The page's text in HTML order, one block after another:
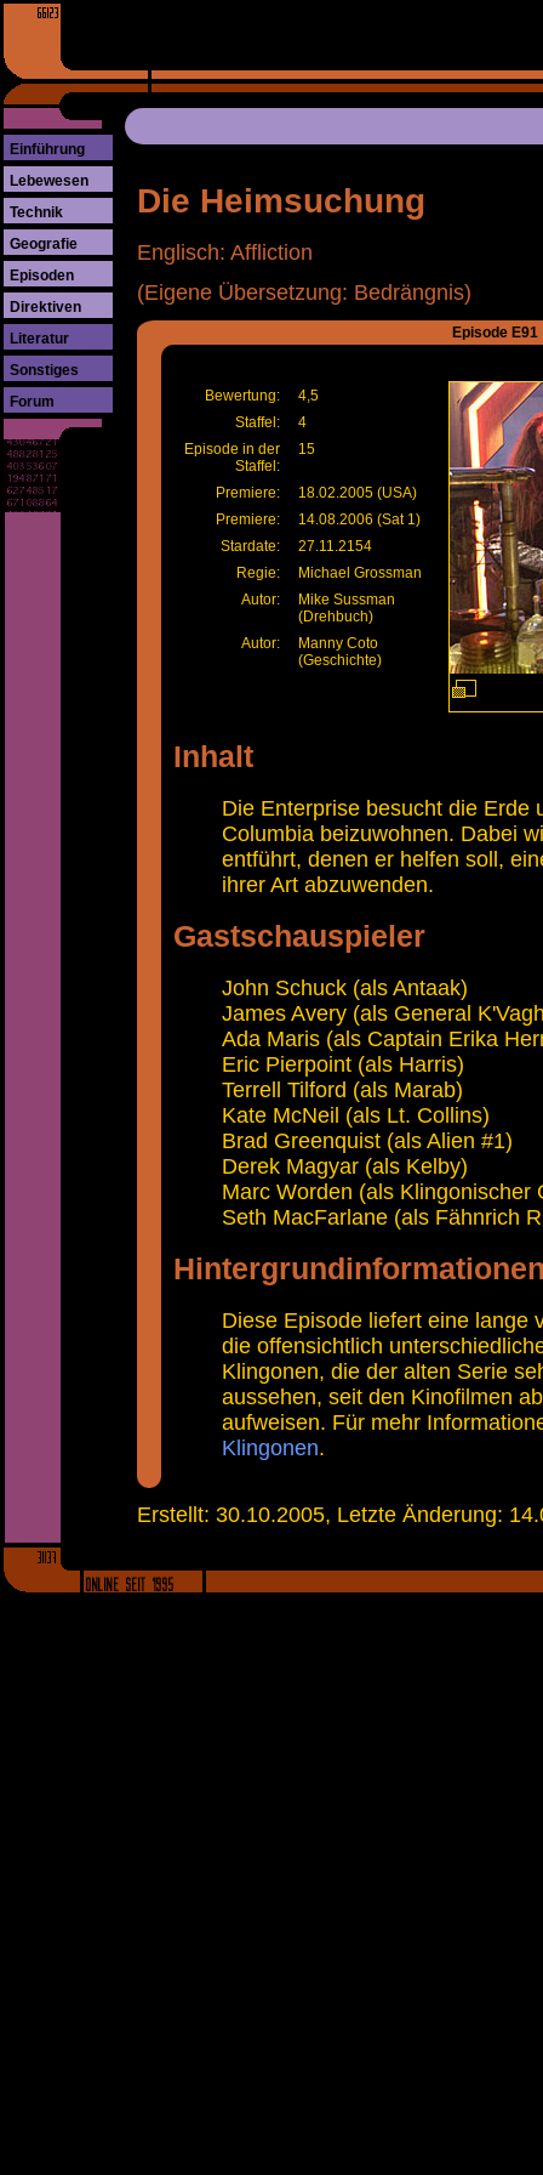
Einführung
Lebewesen
Technik
Geografie
Episoden
Direktiven
Literatur
Sonstiges
Forum
Die Heimsuchung
Englisch: Affliction
(Eigene Übersetzung: Bedrängnis)
Episode E91
Bewertung:
4,5
Staffel:
4
Episode in der
Staffel:
15
Premiere:
18.02.2005 (USA)
Premiere:
14.08.2006 (Sat 1)
Stardate:
27.11.2154
Regie:
Michael Grossman
Autor:
Mike Sussman
(Drehbuch)
Autor:
Manny Coto
(Geschichte)
Inhalt
Die Enterprise besucht die Erde
Columbia beizuwohnen. Dabei
entführt, denen er helfen soll,
ihrer Art abzuwenden.
Gastschauspieler
John Schuck (als Antaak)
James Avery (als General
Ada Maris (als Captain Erika
Eric Pierpoint (als Harris)
Terrell Tilford (als Marab)
Kate McNeil (als Lt. Collins)
Brad Greenquist (als Alien #1)
Derek Magyar (als Kelby)
Marc Worden (als Klingonischer
Seth MacFarlane (als Fähnrich
Diese Episode liefert eine lange
die offensichtlich
Klingonen, die der alten Serie
aussehen, seit den Kinofilmen
aufweisen. Für mehr
Klingonen.
Erstellt: 30.10.2005, Letzte Änderung: